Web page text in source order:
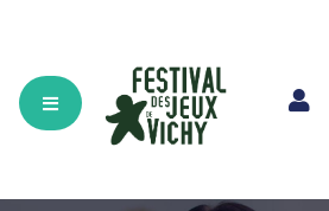
Hamburger Toggle Menu